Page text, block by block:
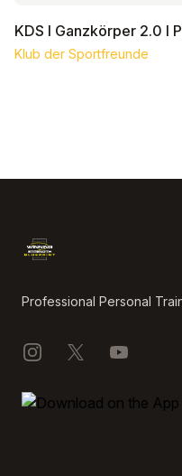
KDS I Ganzkörper 2.0 I
Klub der Sportfreunde
Professional Personal
Instagram
X YouTube